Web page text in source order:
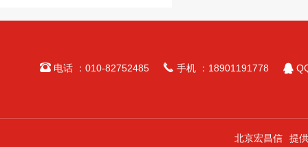
电话 ：010-82752485  手机 ：18901191778 
北京宏昌信 提